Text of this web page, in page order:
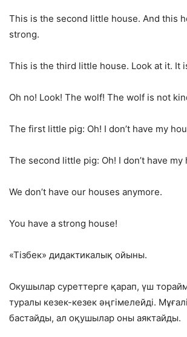
This is the second little house. And this
strong.
This is the third little house. Look at it. It
Oh no! Look! The wolf! The wolf is not
The first little pig: Oh! I don’t have my
The second little pig: Oh! I don’t have my
We don’t have our houses anymore.
You have a strong house!
«Тізбек» дидактикалық ойыны.
Окушылар суреттерге қарап, үш
туралы кезек-кезек әңгімелейді.
бастайды, ал оқушылар оны аяктайды.